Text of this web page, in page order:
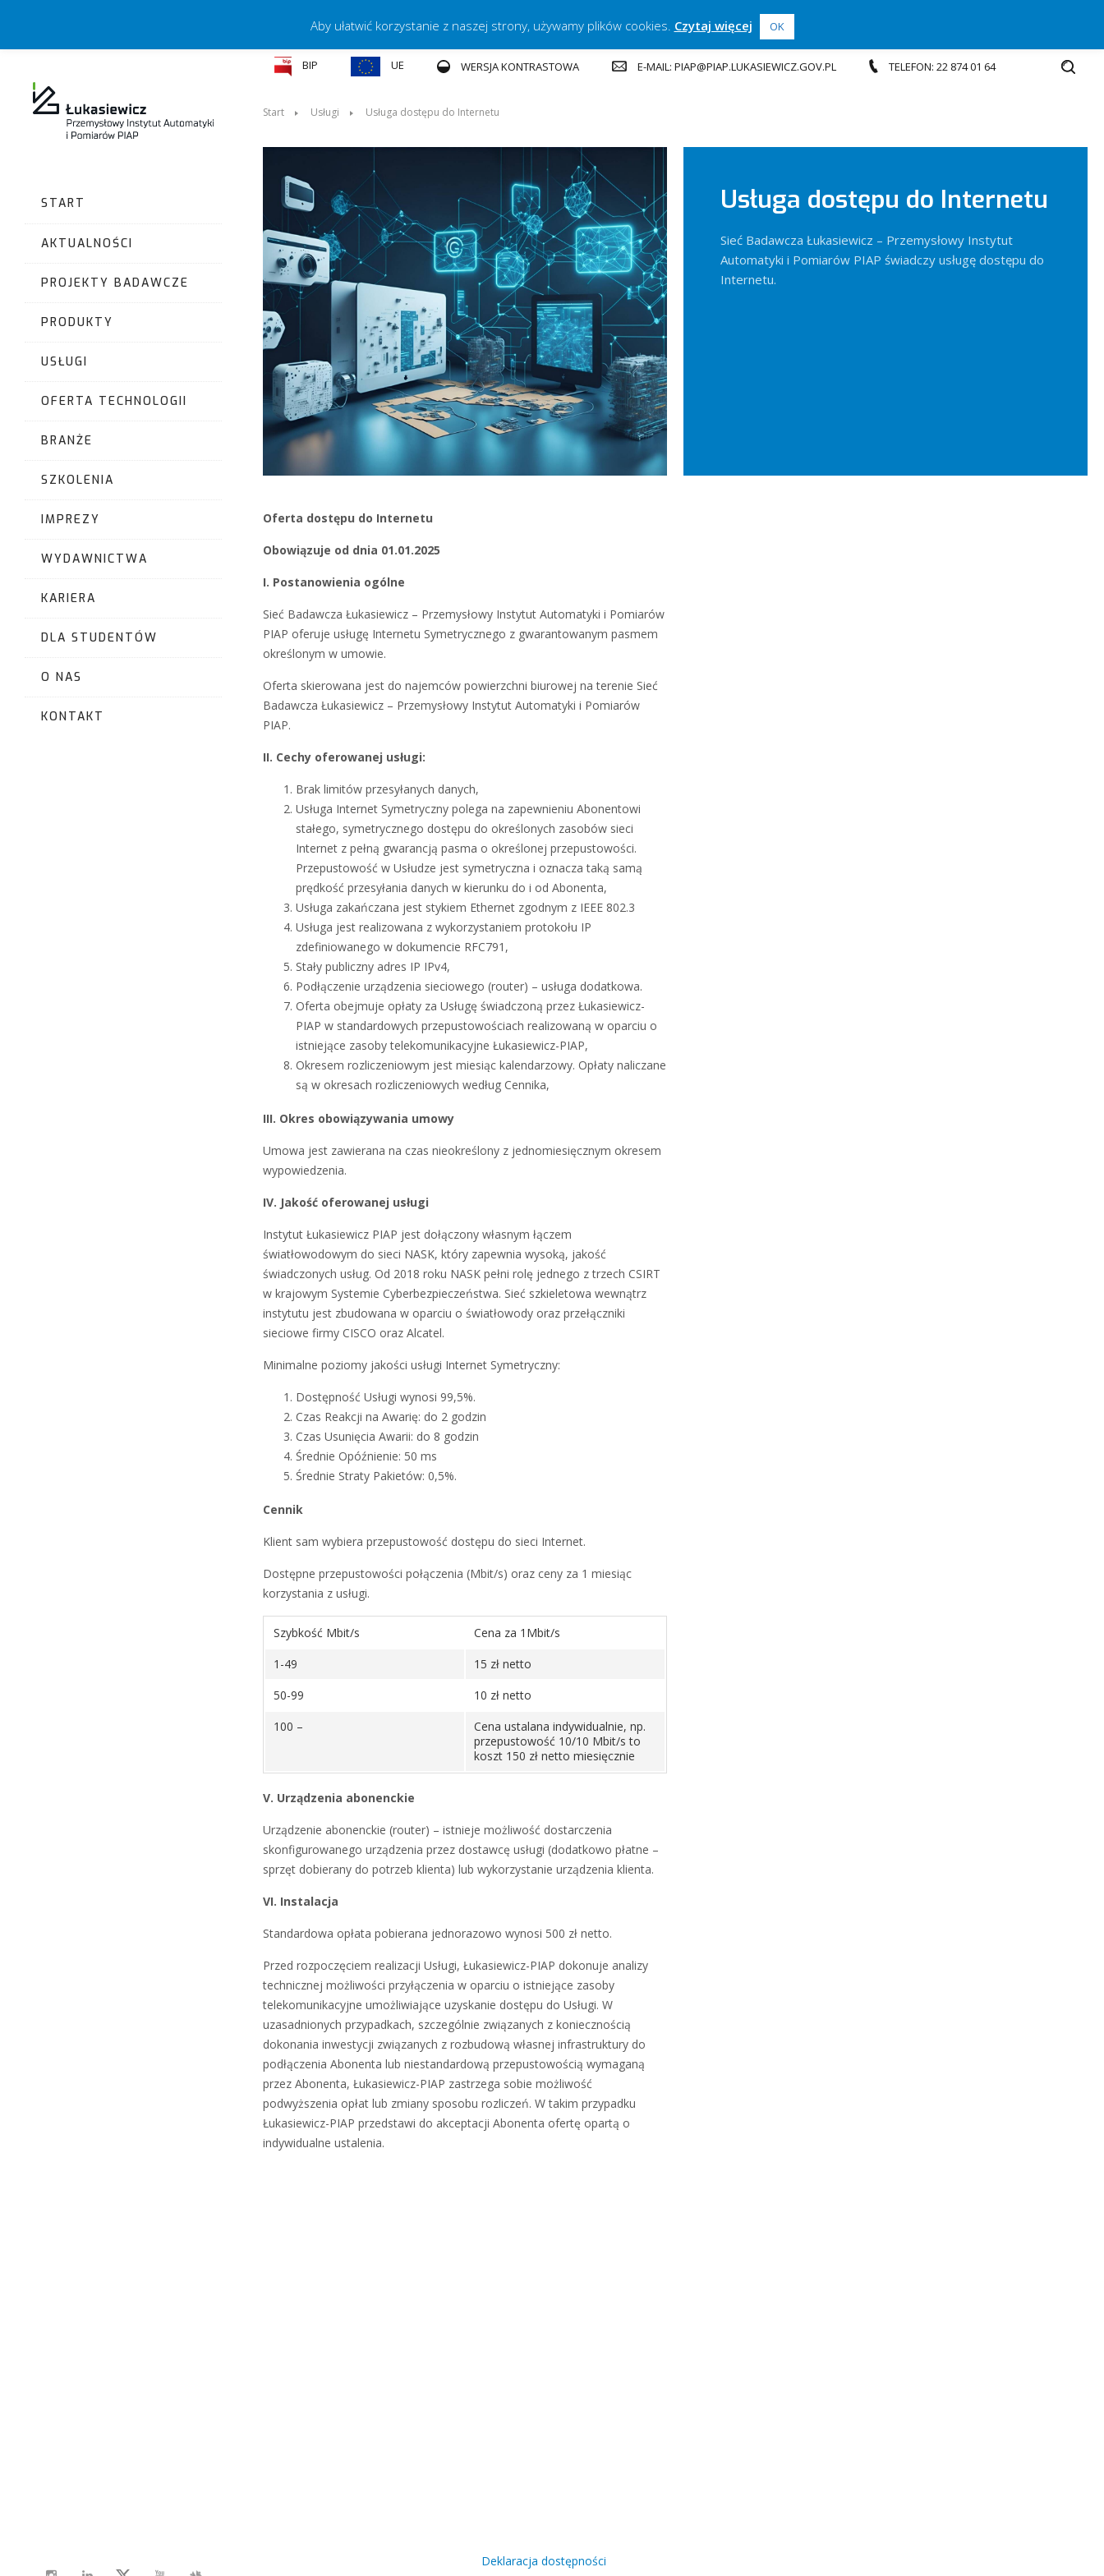
START
AKTUALNOŚCI
PROJEKTY BADAWCZE
PRODUKTY
USŁUGI
OFERTA TECHNOLOGII
BRANŻE
SZKOLENIA
IMPREZY
WYDAWNICTWA
KARIERA
DLA STUDENTÓW
O NAS
KONTAKT
BIP UE WERSJA KONTRASTOWA E-MAIL: PIAP@PIAP.LUKASIEWICZ.GOV.PL TELEFON: 22 874 01 64
Start Usługi Usługa dostępu do Internetu
Usługa dostępu do Internetu
Sieć Badawcza Łukasiewicz – Przemysłowy Instytut
Automatyki i Pomiarów PIAP świadczy usługę dostępu do
Internetu.
Oferta dostępu do Internetu
Obowiązuje od dnia 01.01.2025
I. Postanowienia ogólne
Sieć Badawcza Łukasiewicz – Przemysłowy Instytut Automatyki i Pomiarów
PIAP oferuje usługę Internetu Symetrycznego z gwarantowanym pasmem
określonym w umowie.
Oferta skierowana jest do najemców powierzchni biurowej na terenie Sieć
Badawcza Łukasiewicz – Przemysłowy Instytut Automatyki i Pomiarów
PIAP.
II. Cechy oferowanej usługi:
Brak limitów przesyłanych danych,
Usługa Internet Symetryczny polega na zapewnieniu Abonentowi
stałego, symetrycznego dostępu do określonych zasobów sieci
Internet z pełną gwarancją pasma o określonej przepustowości.
Przepustowość w Usłudze jest symetryczna i oznacza taką samą
prędkość przesyłania danych w kierunku do i od Abonenta,
Usługa zakańczana jest stykiem Ethernet zgodnym z IEEE 802.3
Usługa jest realizowana z wykorzystaniem protokołu IP
zdefiniowanego w dokumencie RFC791,
Stały publiczny adres IP IPv4,
Podłączenie urządzenia sieciowego (router) – usługa dodatkowa.
Oferta obejmuje opłaty za Usługę świadczoną przez Łukasiewicz-
PIAP w standardowych przepustowościach realizowaną w oparciu o
istniejące zasoby telekomunikacyjne Łukasiewicz-PIAP,
Okresem rozliczeniowym jest miesiąc kalendarzowy. Opłaty naliczane
są w okresach rozliczeniowych według Cennika,
III. Okres obowiązywania umowy
Umowa jest zawierana na czas nieokreślony z jednomiesięcznym okresem
wypowiedzenia.
IV. Jakość oferowanej usługi
Instytut Łukasiewicz PIAP jest dołączony własnym łączem
światłowodowym do sieci NASK, który zapewnia wysoką, jakość
świadczonych usług. Od 2018 roku NASK pełni rolę jednego z trzech CSIRT
w krajowym Systemie Cyberbezpieczeństwa. Sieć szkieletowa wewnątrz
instytutu jest zbudowana w oparciu o światłowody oraz przełączniki
sieciowe firmy CISCO oraz Alcatel.
Minimalne poziomy jakości usługi Internet Symetryczny:
Dostępność Usługi wynosi 99,5%.
Czas Reakcji na Awarię: do 2 godzin
Czas Usunięcia Awarii: do 8 godzin
Średnie Opóźnienie: 50 ms
Średnie Straty Pakietów: 0,5%.
Cennik
Klient sam wybiera przepustowość dostępu do sieci Internet.
Dostępne przepustowości połączenia (Mbit/s) oraz ceny za 1 miesiąc
korzystania z usługi.
Szybkość Mbit/s
Cena za 1Mbit/s
1-49
15 zł netto
50-99
10 zł netto
100 –
Cena ustalana indywidualnie, np.
przepustowość 10/10 Mbit/s to
koszt 150 zł netto miesięcznie
V. Urządzenia abonenckie
Urządzenie abonenckie (router) – istnieje możliwość dostarczenia
skonfigurowanego urządzenia przez dostawcę usługi (dodatkowo płatne –
sprzęt dobierany do potrzeb klienta) lub wykorzystanie urządzenia klienta.
VI. Instalacja
Standardowa opłata pobierana jednorazowo wynosi 500 zł netto.
Przed rozpoczęciem realizacji Usługi, Łukasiewicz-PIAP dokonuje analizy
technicznej możliwości przyłączenia w oparciu o istniejące zasoby
telekomunikacyjne umożliwiające uzyskanie dostępu do Usługi. W
uzasadnionych przypadkach, szczególnie związanych z koniecznością
dokonania inwestycji związanych z rozbudową własnej infrastruktury do
podłączenia Abonenta lub niestandardową przepustowością wymaganą
przez Abonenta, Łukasiewicz-PIAP zastrzega sobie możliwość
podwyższenia opłat lub zmiany sposobu rozliczeń. W takim przypadku
Łukasiewicz-PIAP przedstawi do akceptacji Abonenta ofertę opartą o
indywidualne ustalenia.
Deklaracja dostępności
Aby ułatwić korzystanie z naszej strony, używamy plików cookies. Czytaj więcej OK